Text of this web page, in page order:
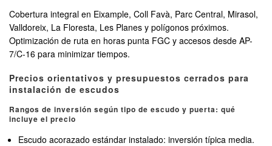
Cobertura integral en Eixample, Coll Favà, Parc Central, Mirasol,
Valldoreix, La Floresta, Les Planes y polígonos próximos.
Optimización de ruta en horas punta FGC y accesos desde AP-
7/C-16 para minimizar tiempos.
Precios orientativos y presupuestos cerrados para
instalación de escudos
Rangos de inversión según tipo de escudo y puerta: qué
incluye el precio
Escudo acorazado estándar instalado: inversión típica media.